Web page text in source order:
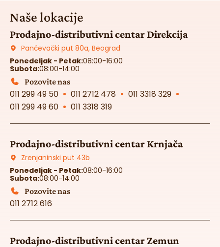
Naše lokacije
Prodajno-distributivni centar Direkcija
Pančevački put 80a, Beograd
Ponedeljak - Petak:08:00-16:00
Subota:08:00-14:00
Pozovite nas
011 299 49 50 011 2712 478
011 3318 329
011 299 49 60
011 3318 319
Prodajno-distributivni centar Krnjača
Zrenjaninski put 43b
Ponedeljak - Petak:08:00-16:00
Subota:08:00-14:00
Pozovite nas
011 2712 616
Prodajno-distributivni centar Zemun